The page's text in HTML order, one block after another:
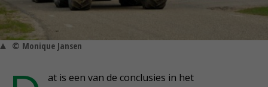
© Monique Jansen
at is een van de conclusies in het